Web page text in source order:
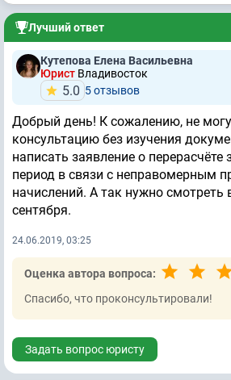
Лучший ответ
Кутепова Елена Васильевна
Юрист Владивосток
5.0 5 отзывов
Добрый день! К сожалению, не
консультацию без изучения
написать заявление о
период в связи с неправомерным
начислений. А так нужно смотреть
сентября.
24.06.2019, 03:25
Оценка автора вопроса:
Спасибо, что проконсультировали!
Задать вопрос юристу